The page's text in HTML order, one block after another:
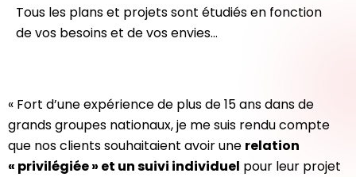
Tous les plans et projets sont étudiés en fonction
de vos besoins et de vos envies…
« Fort d’une expérience de plus de 15 ans dans de
grands groupes nationaux, je me suis rendu compte
que nos clients souhaitaient avoir une relation
« privilégiée » et un suivi individuel pour leur projet